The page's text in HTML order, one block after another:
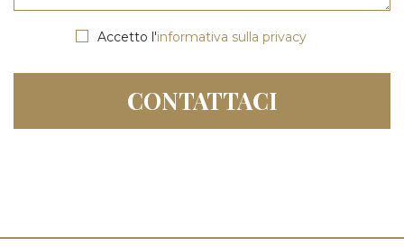
Accetto l'informativa sulla privacy
CONTATTACI